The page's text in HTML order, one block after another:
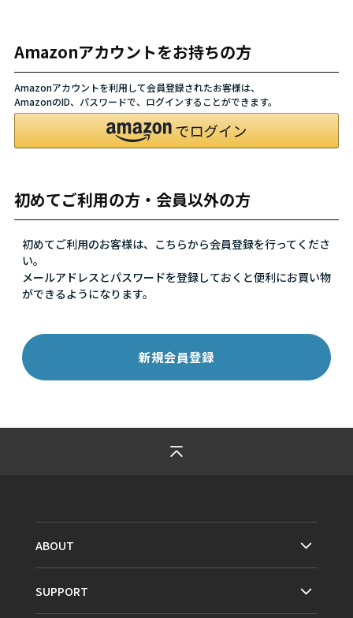
Amazonアカウントをお持ちの方
Amazonアカウントを利用して会員登録されたお客様は、
AmazonのID、パスワードで、ログインすることができます。
初めてご利用の方・会員以外の方
初めてご利用のお客様は、こちらから会員登録を行ってくださ
い。
メールアドレスとパスワードを登録しておくと便利にお買い物
ができるようになります。
ABOUT
SUPPORT